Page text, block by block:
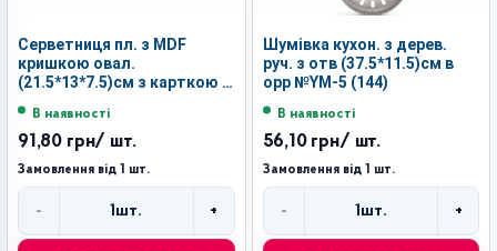
Серветниця пл. з MDF
кришкою овал.
(21.5*13*7.5)см з карткою в
В наявності
91,80 грн/ шт.
Замовлення від 1 шт.
- 1шт. +
Шумівка кухон. з дерев.
руч. з отв (37.5*11.5)см в
орр №YM-5 (144)
В наявності
56,10 грн/ шт.
Замовлення від 1 шт.
- 1шт. +